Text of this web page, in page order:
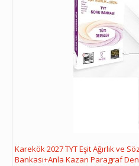
Karekök 2027 TYT Eşit Ağırlık ve
Bankası+Anla Kazan Paragraf